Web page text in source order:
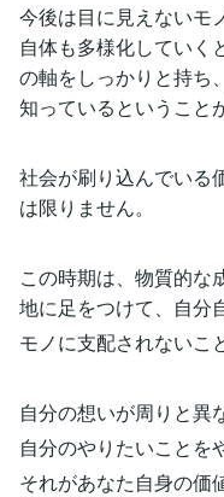
今後は目に見えないモ
自体も多様化していく
の軸をしっかりと持ち
知っているということ
社会が刷り込んでいる
は限りません。
この時期は、物質的な
地に足をつけて、自分
モノに支配されないこ
自分の想いが周りと異
自分のやりたいことを
それがあなた自身の価